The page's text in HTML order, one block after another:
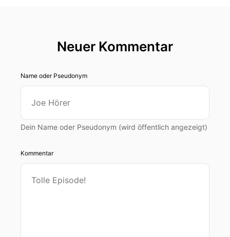
Neuer Kommentar
Name oder Pseudonym
Dein Name oder Pseudonym (wird öffentlich angezeigt)
Kommentar